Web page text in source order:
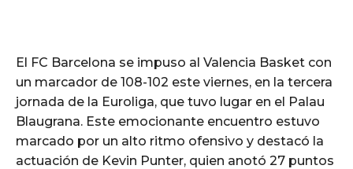
El FC Barcelona se impuso al Valencia Basket con
un marcador de 108-102 este viernes, en la tercera
jornada de la Euroliga, que tuvo lugar en el Palau
Blaugrana. Este emocionante encuentro estuvo
marcado por un alto ritmo ofensivo y destacó la
actuación de Kevin Punter, quien anotó 27 puntos